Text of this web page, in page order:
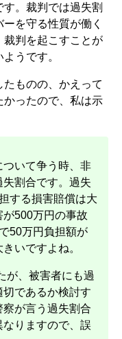
。裁判では過失割
を守る性質が働く
裁判を起こすことが
うです。
ものの、かえって
かったので、私は示
いて争う時、非
割合です。過失
する損害賠償は大
500万円の事故
50万円負担額が
いですよね。
が、被害者にも過
であるか検討す
が言う過失割合
りますので、誤